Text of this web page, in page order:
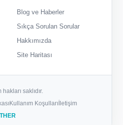
Blog ve Haberler
Sıkça Sorulan Sorular
Hakkımızda
Site Haritası
saklıdır.
Kullanım Koşulları İletişim